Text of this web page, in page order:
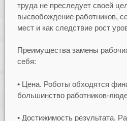
труда не преследует своей
высвобождение работников,
мест и как следствие рост
Преимущества замены
себя:
• Цена. Роботы обходятся
большинство работников-
• Достижимость результата.